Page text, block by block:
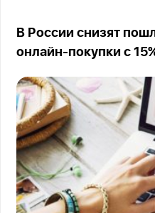
В России снизят
онлайн-покупки с